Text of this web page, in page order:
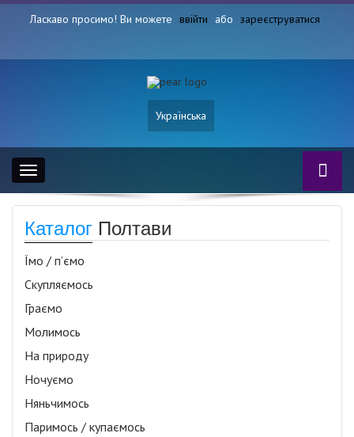
Ласкаво просимо! Ви можете ввійти або зареєструватися
Українська
Toggle
navigation
Каталог Полтави
Їмо / п’ємо
Скупляємось
Граємо
Молимось
На природу
Ночуємо
Няньчимось
Паримось / купаємось